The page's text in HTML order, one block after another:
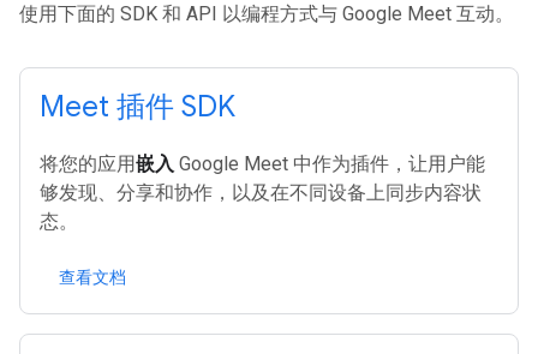
使用下面的 SDK 和 API 以编程方式与 Google Meet 互动。
Meet 插件 SDK
将您的应用嵌入 Google Meet 中作为插件，让用户能
够发现、分享和协作，以及在不同设备上同步内容状
态。
查看文档